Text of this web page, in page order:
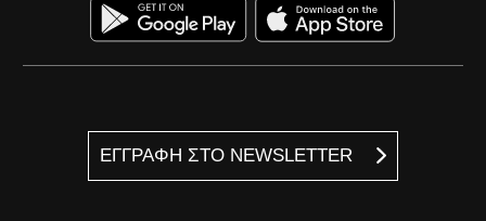
ΕΓΓΡΑΦΗ ΣΤΟ NEWSLETTER